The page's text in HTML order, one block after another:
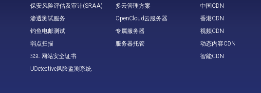
保安风险评估及审计(SRAA)
渗透测试服务
钓鱼电邮测试
弱点扫描
SSL 网站安全证书
UDetective风险监测系统
多云管理方案
OpenCloud云服务器
专属服务器
服务器托管
中国CDN
香港CDN
视频CDN
动态内容CDN
智能CDN